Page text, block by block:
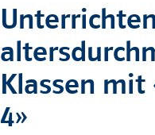
Klassen mit
4»